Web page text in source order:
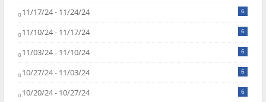
11/17/24 - 11/24/24 6
11/10/24 - 11/17/24 6
11/03/24 - 11/10/24 6
10/27/24 - 11/03/24 6
10/20/24 - 10/27/24 6